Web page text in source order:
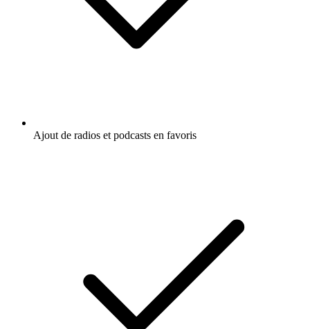
Ajout de radios et podcasts en favoris